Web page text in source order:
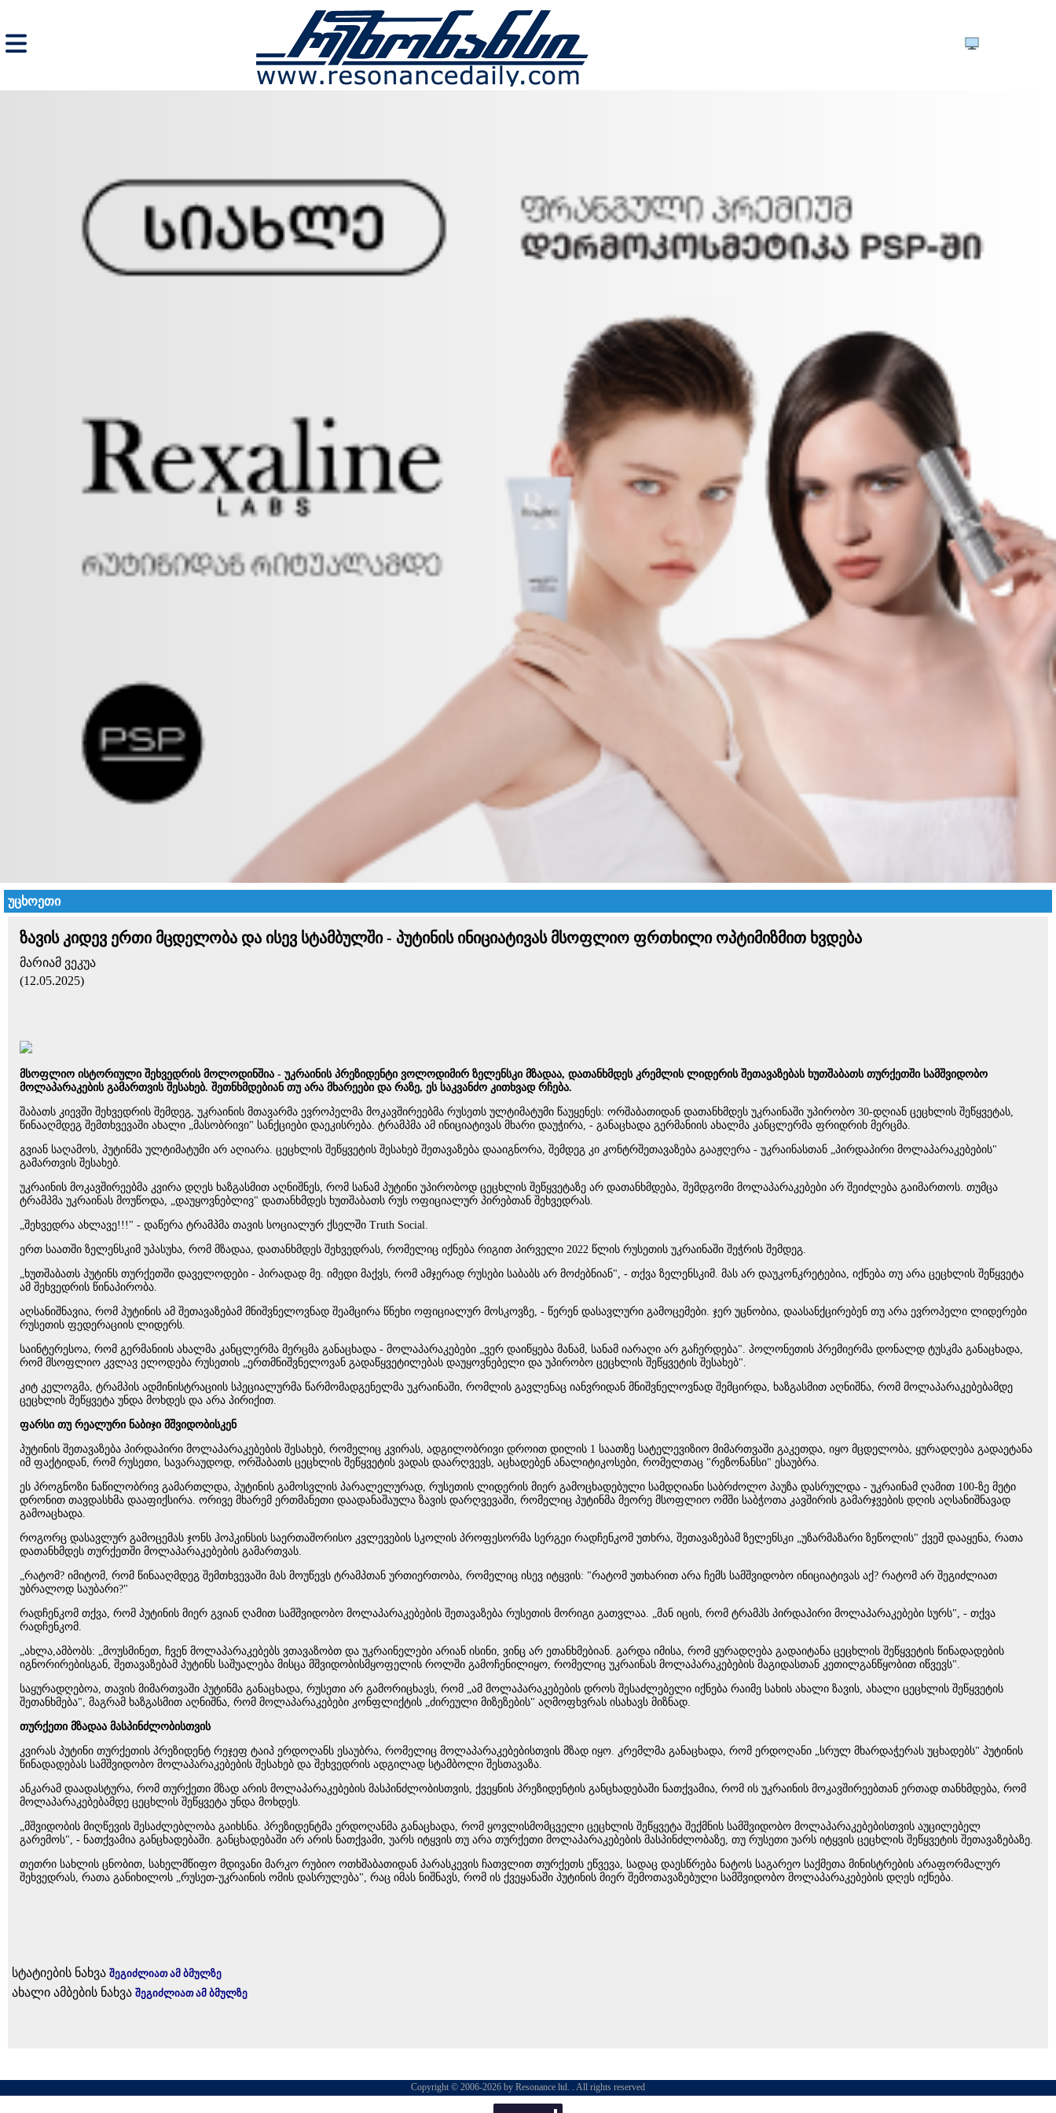
უცხოეთი
ზავის კიდევ ერთი მცდელობა და ისევ სტამბულში - პუტინის ინიციატივას მსოფლიო ფრთხილი ოპტიმიზმით ხვდება
მარიამ ვეკუა
(12.05.2025)
მსოფლიო ისტორიული შეხვედრის მოლოდინშია - უკრაინის პრეზიდენტი ვოლოდიმირ ზელენსკი მზადაა, დათანხმდეს კრემლის ლიდერის შეთავაზებას ხუთშაბათს თურქეთში სამშვიდობო
მოლაპარაკების გამართვის შესახებ. შეთნხმდებიან თუ არა მხარეები და რაზე, ეს საკვანძო კითხვად რჩება.
შაბათს კიევში შეხვედრის შემდეგ, უკრაინის მთავარმა ევროპელმა მოკავშირეებმა რუსეთს ულტიმატუმი წაუყენეს: ორშაბათიდან დათანხმდეს უკრაინაში უპირობო 30-დღიან ცეცხლის შეწყვეტას,
წინააღმდეგ შემთხვევაში ახალი „მასობრივი" სანქციები დაეკისრება. ტრამპმა ამ ინიციატივას მხარი დაუჭირა, - განაცხადა გერმანიის ახალმა კანცლერმა ფრიდრიხ მერცმა.
გვიან საღამოს, პუტინმა ულტიმატუმი არ აღიარა. ცეცხლის შეწყვეტის შესახებ შეთავაზება დააიგნორა, შემდეგ კი კონტრშეთავაზება გააჟღერა - უკრაინასთან „პირდაპირი მოლაპარაკებების"
გამართვის შესახებ.
უკრაინის მოკავშირეებმა კვირა დღეს ხაზგასმით აღნიშნეს, რომ სანამ პუტინი უპირობოდ ცეცხლის შეწყვეტაზე არ დათანხმდება, შემდგომი მოლაპარაკებები არ შეიძლება გაიმართოს. თუმცა
ტრამპმა უკრაინას მოუწოდა, „დაუყოვნებლივ" დათანხმდეს ხუთშაბათს რუს ოფიციალურ პირებთან შეხვედრას.
„შეხვედრა ახლავე!!!" - დაწერა ტრამპმა თავის სოციალურ ქსელში Truth Social.
ერთ საათში ზელენსკიმ უპასუხა, რომ მზადაა, დათანხმდეს შეხვედრას, რომელიც იქნება რიგით პირველი 2022 წლის რუსეთის უკრაინაში შეჭრის შემდეგ.
„ხუთშაბათს პუტინს თურქეთში დაველოდები - პირადად მე. იმედი მაქვს, რომ ამჯერად რუსები საბაბს არ მოძებნიან", - თქვა ზელენსკიმ. მას არ დაუკონკრეტებია, იქნება თუ არა ცეცხლის შეწყვეტა
ამ შეხვედრის წინაპირობა.
აღსანიშნავია, რომ პუტინის ამ შეთავაზებამ მნიშვნელოვნად შეამცირა წნეხი ოფიციალურ მოსკოვზე, - წერენ დასავლური გამოცემები. ჯერ უცნობია, დაასანქცირებენ თუ არა ევროპელი ლიდერები
რუსეთის ფედერაციის ლიდერს.
საინტერესოა, რომ გერმანიის ახალმა კანცლერმა მერცმა განაცხადა - მოლაპარაკებები „ვერ დაიწყება მანამ, სანამ იარაღი არ გაჩერდება". პოლონეთის პრემიერმა დონალდ ტუსკმა განაცხადა,
რომ მსოფლიო კვლავ ელოდება რუსეთის „ერთმნიშვნელოვან გადაწყვეტილებას დაუყოვნებელი და უპირობო ცეცხლის შეწყვეტის შესახებ".
კიტ კელოგმა, ტრამპის ადმინისტრაციის სპეციალურმა წარმომადგენელმა უკრაინაში, რომლის გავლენაც იანვრიდან მნიშვნელოვნად შემცირდა, ხაზგასმით აღნიშნა, რომ მოლაპარაკებებამდე
ცეცხლის შეწყვეტა უნდა მოხდეს და არა პირიქით.
ფარსი თუ რეალური ნაბიჯი მშვიდობისკენ
პუტინის შეთავაზება პირდაპირი მოლაპარაკებების შესახებ, რომელიც კვირას, ადგილობრივი დროით დილის 1 საათზე სატელევიზიო მიმართვაში გაკეთდა, იყო მცდელობა, ყურადღება გადაეტანა
იმ ფაქტიდან, რომ რუსეთი, სავარაუდოდ, ორშაბათს ცეცხლის შეწყვეტის ვადას დაარღვევს, აცხადებენ ანალიტიკოსები, რომელთაც "რეზონანსი" ესაუბრა.
ეს პროგნოზი ნაწილობრივ გამართლდა, პუტინის გამოსვლის პარალელურად, რუსეთის ლიდერის მიერ გამოცხადებული სამდღიანი საბრძოლო პაუზა დასრულდა - უკრაინამ ღამით 100-ზე მეტი
დრონით თავდასხმა დააფიქსირა. ორივე მხარემ ერთმანეთი დაადანაშაულა ზავის დარღვევაში, რომელიც პუტინმა მეორე მსოფლიო ომში საბჭოთა კავშირის გამარჯვების დღის აღსანიშნავად
გამოაცხადა.
როგორც დასავლურ გამოცემას ჯონს ჰოპკინსის საერთაშორისო კვლევების სკოლის პროფესორმა სერგეი რადჩენკომ უთხრა, შეთავაზებამ ზელენსკი „უზარმაზარი ზეწოლის" ქვეშ დააყენა, რათა
დათანხმდეს თურქეთში მოლაპარაკებების გამართვას.
„რატომ? იმიტომ, რომ წინააღმდეგ შემთხვევაში მას მოუწევს ტრამპთან ურთიერთობა, რომელიც ისევ იტყვის: "რატომ უთხარით არა ჩემს სამშვიდობო ინიციატივას აქ? რატომ არ შეგიძლიათ
უბრალოდ საუბარი?"
რადჩენკომ თქვა, რომ პუტინის მიერ გვიან ღამით სამშვიდობო მოლაპარაკებების შეთავაზება რუსეთის მორიგი გათვლაა. „მან იცის, რომ ტრამპს პირდაპირი მოლაპარაკებები სურს", - თქვა
რადჩენკომ.
„ახლა,ამბობს: „მოუსმინეთ, ჩვენ მოლაპარაკებებს ვთავაზობთ და უკრაინელები არიან ისინი, ვინც არ ეთანხმებიან. გარდა იმისა, რომ ყურადღება გადაიტანა ცეცხლის შეწყვეტის წინადადების
იგნორირებისგან, შეთავაზებამ პუტინს საშუალება მისცა მშვიდობისმყოფელის როლში გამოჩენილიყო, რომელიც უკრაინას მოლაპარაკებების მაგიდასთან კეთილგანწყობით იწვევს".
საყურადღებოა, თავის მიმართვაში პუტინმა განაცხადა, რუსეთი არ გამორიცხავს, რომ „ამ მოლაპარაკებების დროს შესაძლებელი იქნება რაიმე სახის ახალი ზავის, ახალი ცეცხლის შეწყვეტის
შეთანხმება", მაგრამ ხაზგასმით აღნიშნა, რომ მოლაპარაკებები კონფლიქტის „ძირეული მიზეზების" აღმოფხვრას ისახავს მიზნად.
თურქეთი მზადაა მასპინძლობისთვის
კვირას პუტინი თურქეთის პრეზიდენტ რეჯეფ ტაიპ ერდოღანს ესაუბრა, რომელიც მოლაპარაკებებისთვის მზად იყო. კრემლმა განაცხადა, რომ ერდოღანი „სრულ მხარდაჭერას უცხადებს" პუტინის
წინადადებას სამშვიდობო მოლაპარაკებების შესახებ და შეხვედრის ადგილად სტამბოლი შესთავაზა.
ანკარამ დაადასტურა, რომ თურქეთი მზად არის მოლაპარაკებების მასპინძლობისთვის, ქვეყნის პრეზიდენტის განცხადებაში ნათქვამია, რომ ის უკრაინის მოკავშირეებთან ერთად თანხმდება, რომ
მოლაპარაკებებამდე ცეცხლის შეწყვეტა უნდა მოხდეს.
„მშვიდობის მიღწევის შესაძლებლობა გაიხსნა. პრეზიდენტმა ერდოღანმა განაცხადა, რომ ყოვლისმომცველი ცეცხლის შეწყვეტა შექმნის სამშვიდობო მოლაპარაკებებისთვის აუცილებელ
გარემოს", - ნათქვამია განცხადებაში. განცხადებაში არ არის ნათქვამი, უარს იტყვის თუ არა თურქეთი მოლაპარაკებების მასპინძლობაზე, თუ რუსეთი უარს იტყვის ცეცხლის შეწყვეტის შეთავაზებაზე.
თეთრი სახლის ცნობით, სახელმწიფო მდივანი მარკო რუბიო ოთხშაბათიდან პარასკევის ჩათვლით თურქეთს ეწვევა, სადაც დაესწრება ნატოს საგარეო საქმეთა მინისტრების არაფორმალურ
შეხვედრას, რათა განიხილოს „რუსეთ-უკრაინის ომის დასრულება", რაც იმას ნიშნავს, რომ ის ქვეყანაში პუტინის მიერ შემოთავაზებული სამშვიდობო მოლაპარაკებების დღეს იქნება.
სტატიების ნახვა შეგიძლიათ ამ ბმულზე
ახალი ამბების ნახვა შეგიძლიათ ამ ბმულზე
Copyright © 2006-2026 by Resonance ltd. . All rights reserved